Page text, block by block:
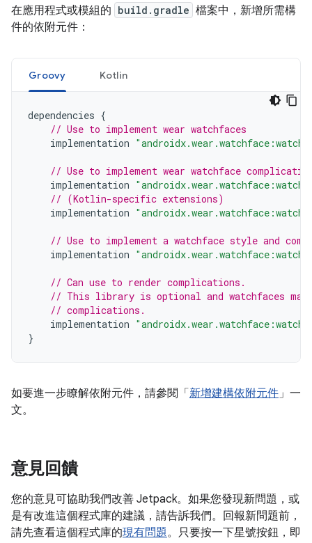
在應用程式或模組的 build.gradle 檔案中，新增所需構
件的依附元件：
Groovy Kotlin
dependencies {
// Use to implement wear watchfaces
implementation
// Use to implement wear watchface
implementation
// (Kotlin-specific extensions)
implementation
// Use to implement a watchface style and
implementation
// Can use to render complications.
// This library is optional and watchfaces may
// complications.
implementation
}
如要進一步瞭解依附元件，請參閱「 新增建構依附元件」一
文。
意見回饋
您的意見可協助我們改善 Jetpack。如果您發現新問題，或
是有改進這個程式庫的建議，請告訴我們。回報新問題前，
請先查看這個程式庫的現有問題。只要按一下星號按鈕，即